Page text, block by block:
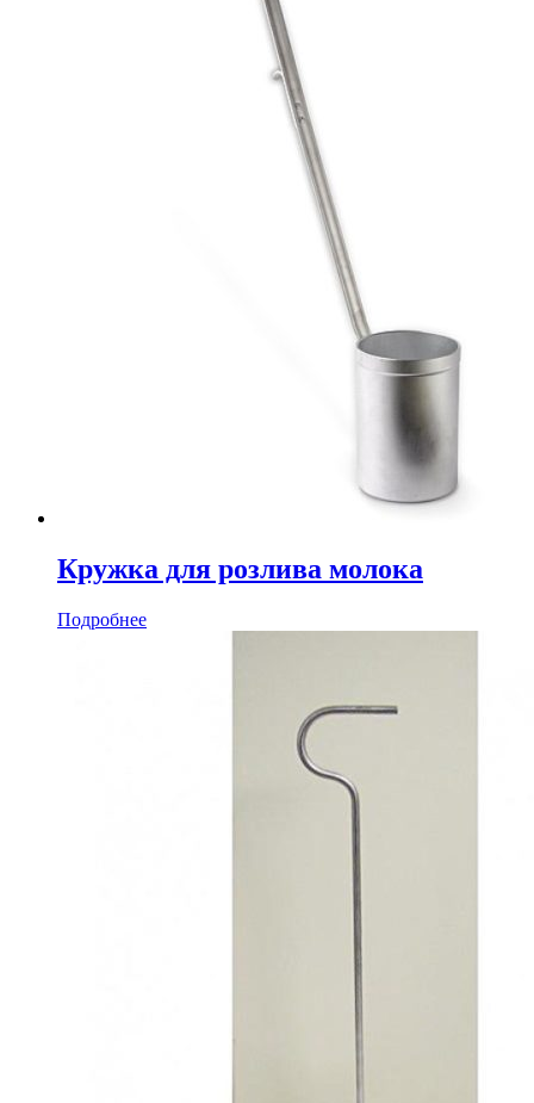
Кружка для розлива молока
Подробнее